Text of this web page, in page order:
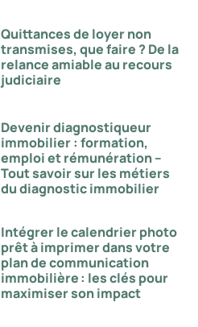
Quittances de loyer non
transmises, que faire ? De la
relance amiable au recours
judiciaire
Devenir diagnostiqueur
immobilier : formation,
emploi et rémunération –
Tout savoir sur les métiers
du diagnostic immobilier
Intégrer le calendrier photo
prêt à imprimer dans votre
plan de communication
immobilière : les clés pour
maximiser son impact